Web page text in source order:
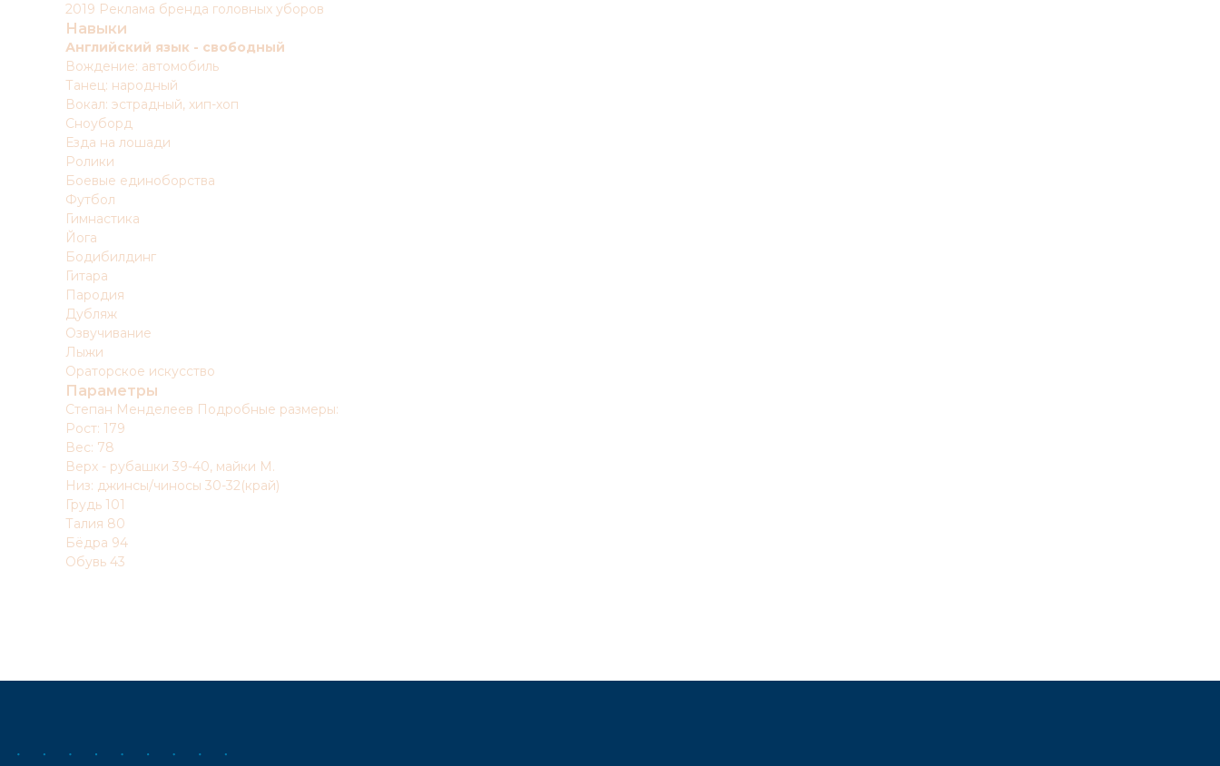
2019 Реклама бренда головных уборов
Навыки
Английский язык - свободный
Вождение: автомобиль
Танец: народный
Вокал: эстрадный, хип-хоп
Сноуборд
Езда на лошади
Ролики
Боевые единоборства
Футбол
Гимнастика
Йога
Бодибилдинг
Гитара
Пародия
Дубляж
Озвучивание
Лыжи
Ораторское искусство
Параметры
Степан Менделеев Подробные размеры:
Рост: 179
Вес: 78
Верх - рубашки 39-40, майки М.
Низ: джинсы/чиносы 30-32(край)
Грудь 101
Талия 80
Бёдра 94
Обувь 43